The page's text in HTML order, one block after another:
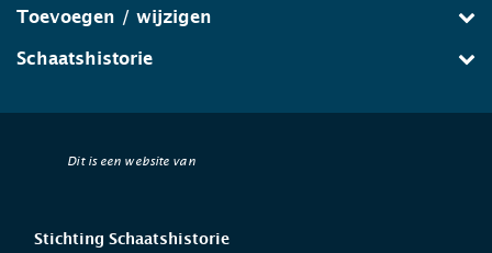
Toevoegen / wijzigen
Schaatshistorie
Dit is een website van
Stichting Schaatshistorie